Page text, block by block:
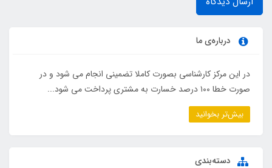
درباره‌ی ما
در این مرکز کارشناسی بصورت کاملا تضمینی انجام می شود و در
صورت خطا ۱۰۰ درصد خسارت به مشتری پرداخت می شود...
بیش‌تر بخوانید
دسته‌بندی